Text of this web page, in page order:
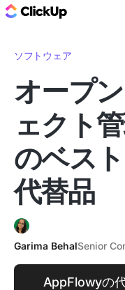
ソフトウェア
オープ
ェクト
のベス
代替品
Garima BehalSenior
AppFlowyの